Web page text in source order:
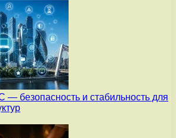
— безопасность и стабильность для